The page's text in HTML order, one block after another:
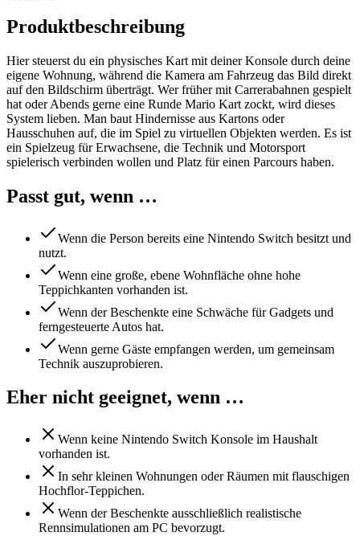
Produktbeschreibung
Hier steuerst du ein physisches Kart mit deiner Konsole durch deine
eigene Wohnung, während die Kamera am Fahrzeug das Bild direkt
auf den Bildschirm überträgt. Wer früher mit Carrerabahnen gespielt
hat oder Abends gerne eine Runde Mario Kart zockt, wird dieses
System lieben. Man baut Hindernisse aus Kartons oder
Hausschuhen auf, die im Spiel zu virtuellen Objekten werden. Es ist
ein Spielzeug für Erwachsene, die Technik und Motorsport
spielerisch verbinden wollen und Platz für einen Parcours haben.
Passt gut, wenn …
Wenn die Person bereits eine Nintendo Switch besitzt und
nutzt.
Wenn eine große, ebene Wohnfläche ohne hohe
Teppichkanten vorhanden ist.
Wenn der Beschenkte eine Schwäche für Gadgets und
ferngesteuerte Autos hat.
Wenn gerne Gäste empfangen werden, um gemeinsam
Technik auszuprobieren.
Eher nicht geeignet, wenn …
Wenn keine Nintendo Switch Konsole im Haushalt
vorhanden ist.
In sehr kleinen Wohnungen oder Räumen mit flauschigen
Hochflor-Teppichen.
Wenn der Beschenkte ausschließlich realistische
Rennsimulationen am PC bevorzugt.